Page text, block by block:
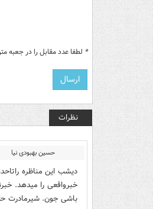
* لطفا عدد مقابل را در جعبه
نظرات
حسین بهبودی نیا
دیشب این مناظره
باشی جون. شیرمادرت